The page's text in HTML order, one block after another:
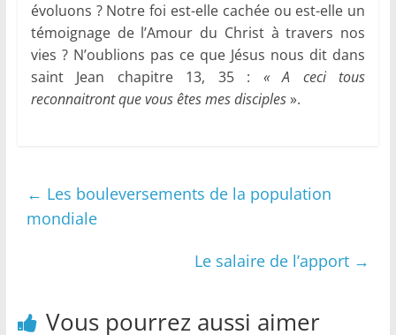
évoluons ? Notre foi est-elle cachée ou est-elle un
témoignage de l’Amour du Christ à travers nos
vies ? N’oublions pas ce que Jésus nous dit dans
saint Jean chapitre 13, 35 : « A ceci tous
reconnaitront que vous êtes mes disciples».
← Les bouleversements de la population
mondiale
Le salaire de l’apport →
Vous pourrez aussi aimer